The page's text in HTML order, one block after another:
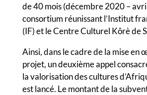
de 40 mois (décembre 2020 –
consortium réunissant l’Institut
(IF) et le Centre Culturel Kôrè de
Ainsi, dans le cadre de la mise en
projet, un deuxième appel
la valorisation des cultures
est lancé. Le montant de la